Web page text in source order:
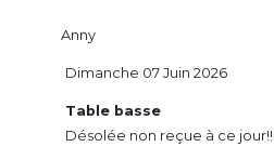
Anny
Table basse
Désolée non reçue à ce jour!!
Dimanche 07 Juin 2026